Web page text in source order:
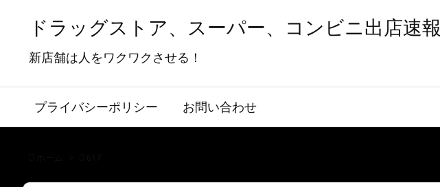
ドラッグストア、スーパー、コンビニ出店速報
新店舗は人をワクワクさせる！
プライバシーポリシー お問い合わせ